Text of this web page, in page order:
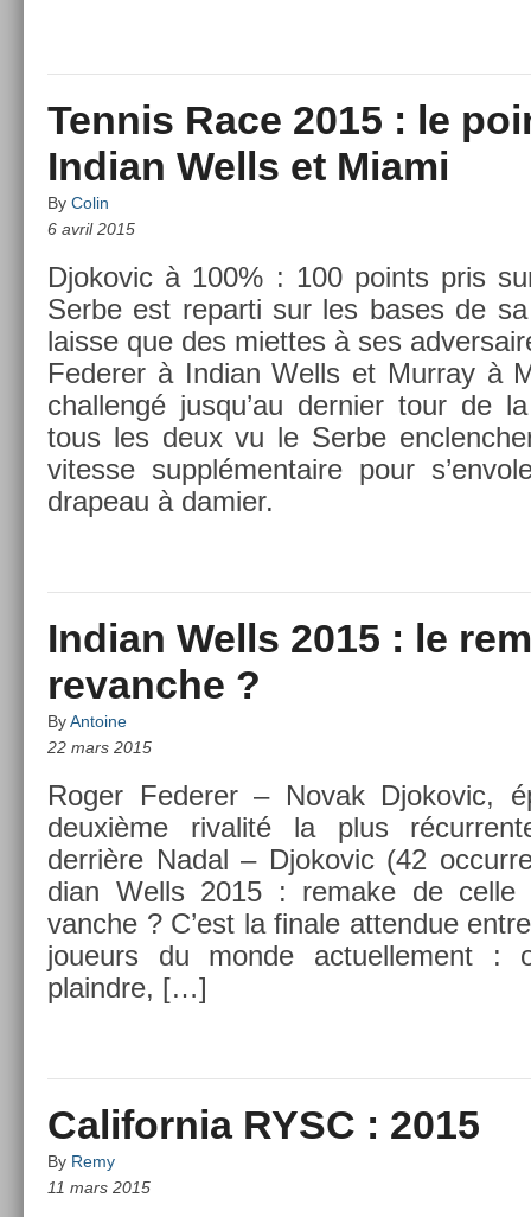
Tennis Race 2015 : le
Indian Wells et Miami
By Colin
6 avril 2015
Djokovic à 100% : 100 points pris
Serbe est re­par­ti sur les bases de
lais­se que des miet­tes à ses
Feder­er à In­dian Wells et Mur­ray à
chal­lengé jusqu’au de­rni­er tour de
tous les deux vu le Serbe
vites­se sup­plémen­taire pour
drapeau à dami­er.
Indian Wells 2015 : le
revanche ?
ByAntoine
22 mars 2015
Roger Feder­er – Novak Djokovic,
deuxième rivalité la plus
derrière Nadal – Djokovic (42
dian Wells 2015 : re­make de
vanche ? C’est la fin­ale at­tendue
joueurs du monde ac­tuel­le­ment
plaindre, […]
California RYSC : 2015
By Remy
11 mars 2015